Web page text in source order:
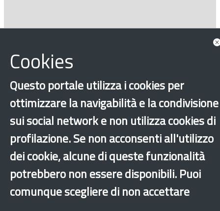
Cookies
Questo portale utilizza i cookies per
ottimizzare la navigabilità e la condivisione
sui social network e non utilizza cookies di
profilazione. Se non acconsenti all'utilizzo
dei cookie, alcune di queste funzionalità
potrebbero non essere disponibili. Puoi
comunque scegliere di non accettare
Dichiarazione di accessibilità Mappa del sito Legal & Privacy
Contatti